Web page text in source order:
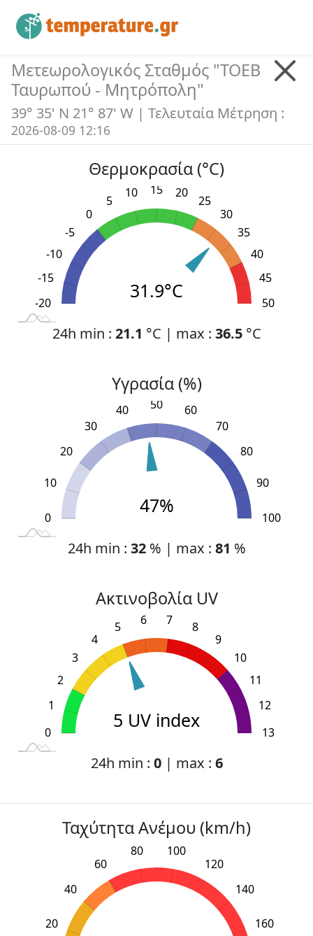
Μετεωρολογικός Σταθμός "ΤΟΕΒ
Ταυρωπού - Μητρόπολη"
39° 35' N 21° 87' W | Τελευταία Μέτρηση :
2026-08-09 12:16
Θερμοκρασία (°C)
L
-20
-15
-10
-5
0
5
10 15 20
25
30
35
40
45
50
31.9°C
24h min : 21.1 °C | max : 36.5°C
Υγρασία (%)
L
0
10
20
30
40 50
60
70
80
90
100
47%
24h min : 32% | max : 81 %
Ακτινοβολία UV
L
0
1
2
3
4
5 6 7
8
9
10
11
12
13
5 UV index
24h min : 0| max : 6
Ταχύτητα Ανέμου (km/h)
20
40
60
80
100
120
140
160